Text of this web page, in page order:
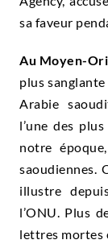
sa faveur
Au Moyen-
plus
Arabie
l’une des
notre
saoudiennes.
illustre
l’ONU. Plus
lettres mortes